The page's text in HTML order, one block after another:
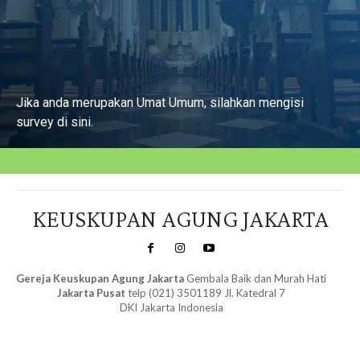
Jika anda merupakan Umat Umum, silahkan mengisi
survey di sini.
KEUSKUPAN AGUNG JAKARTA
Gereja Keuskupan Agung Jakarta Gembala Baik dan Murah Hati
Jakarta Pusat telp (021) 3501189 Jl. Katedral 7
DKI Jakarta Indonesia